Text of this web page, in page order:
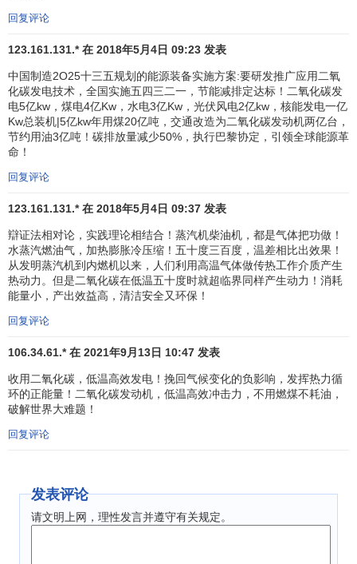
改善产妇保健
产妇死亡率降低四分之三
与艾滋病病毒/艾滋病、疟疾和其它疾病作斗争
遏止并开始扭转艾滋病病毒/艾滋病的蔓延
实现艾滋病治疗的全面普及
遏止并开始扭转疟疾和其它主要疾病的
确保环境的可持续能力
源的流失
无法持续获得安全饮用水的人口比例减半
到2020年使至少1亿贫民窟居民的生活有明显改善
回复评论
123.161.131.* 在 2018年5月4日 09:23 发表
中国制造2O25十三五规划的能源装备实施方案:要研发推广应用二氧
化碳发电技术，全国实施五四三二一，节能减排定达标！二氧化碳发
电5亿kw，煤电4亿Kw，水电3亿Kw，光伏风电2亿kw，核能发电一亿
Kw总装机|5亿kw年用煤20亿吨，交通改造为二氧化碳发动机两亿台，
节约用油3亿吨！碳排放量减少50%，执行巴黎协定，引领全球能源革
命！
回复评论
123.161.131.* 在 2018年5月4日 09:37 发表
辯证法相对论，实践理论相结合！蒸汽机柴油机，都是气体把功做！
水蒸汽燃油气，加热膨胀冷压缩！五十度三百度，温差相比出效果！
从发明蒸汽机到内燃机以来，人们利用高温气体做传热工作介质产生
热动力。但是二氧化碳在低温五十度时就超临界同样产生动力！消耗
能量小，产出效益高，清洁安全又环保！
回复评论
106.34.61.* 在 2021年9月13日 10:47 发表
收用二氧化碳，低温高效发电！挽回气候变化的负影响，发挥热力循
环的正能量！二氧化碳发动机，低温高效冲击力，不用燃煤不耗油，
破解世界大难题！
回复评论
发表评论
请文明上网，理性发言并遵守有关规定。